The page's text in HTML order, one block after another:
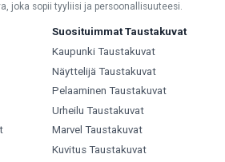
joka sopii tyyliisi ja persoonallisuuteesi.
Suosituimmat Taustakuvat
Kaupunki Taustakuvat
Näyttelijä Taustakuvat
Pelaaminen Taustakuvat
Urheilu Taustakuvat
Marvel Taustakuvat
Kuvitus Taustakuvat